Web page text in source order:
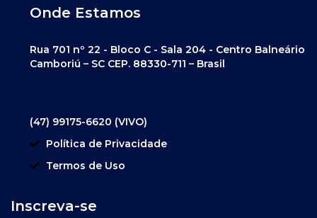
Onde Estamos
Rua 701 nº 22 - Bloco C - Sala 204 - Centro Balneário
Camboriú – SC CEP. 88330-711 – Brasil
(47) 99175-6620 (VIVO)
Política de Privacidade
Termos de Uso
Inscreva-se